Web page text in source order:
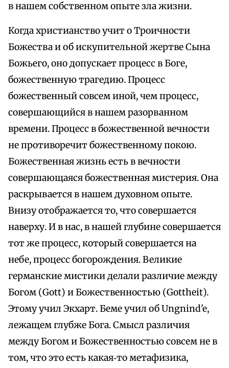
в нашем собственном опыте зла жизни.
Когда христианство учит о Троичности
Божества и об искупительной жертве Сына
Божьего, оно допускает процесс в Боге,
божественную трагедию. Процесс
божественный совсем иной, чем процесс,
совершающийся в нашем разорванном
времени. Процесс в божественной вечности
не противоречит божественному покою.
Божественная жизнь есть в вечности
совершающаяся божественная мистерия. Она
раскрывается в нашем духовном опыте.
Внизу отображается то, что совершается
наверху. И в нас, в нашей глубине совершается
тот же процесс, который совершается на
небе, процесс богорождения. Великие
германские мистики делали различие между
Богом (Gott) и Божественностью (Gottheit).
Этому учил Экхарт. Беме учил об Ungnind'e,
лежащем глубже Бога. Смысл различия
между Богом и Божественностью совсем не в
том, что это есть какая‑то метафизика,